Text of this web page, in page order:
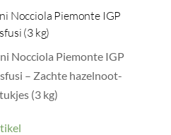
Nocciola Piemonte IGP
(3 kg)
Nocciola Piemonte IGP
– Zachte hazelnoot-
(3 kg)